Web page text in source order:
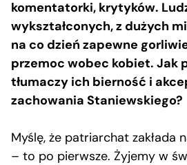
komentatorki, krytyków.
wykształconych, z dużych
na co dzień zapewne
przemoc wobec kobiet. Jak
tłumaczy ich bierność i
zachowania Staniewskiego?
Myślę, że patriarchat zakłada
– to po pierwsze. Żyjemy w